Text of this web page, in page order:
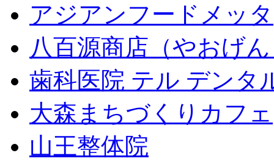
アジアンフードメッタ
八百源商店（やおげ
歯科医院 テル デンタ
大森まちづくりカフェ
山王整体院